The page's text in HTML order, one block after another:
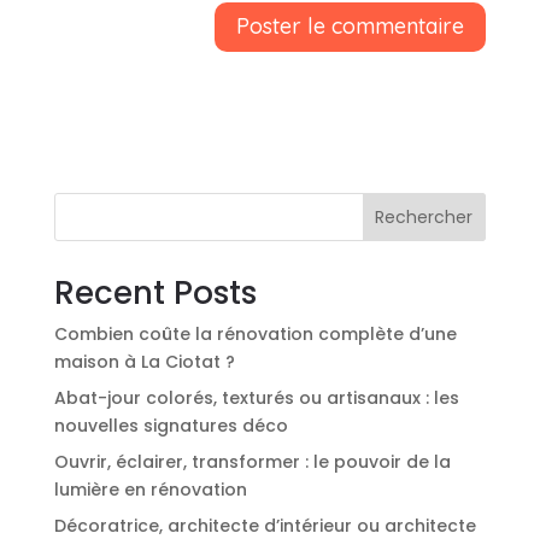
n
i
e
:
Rechercher
Recent Posts
Combien coûte la rénovation complète d’une
maison à La Ciotat ?
Abat-jour colorés, texturés ou artisanaux : les
nouvelles signatures déco
Ouvrir, éclairer, transformer : le pouvoir de la
lumière en rénovation
Décoratrice, architecte d’intérieur ou architecte